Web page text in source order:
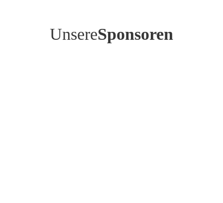
UnsereSponsoren